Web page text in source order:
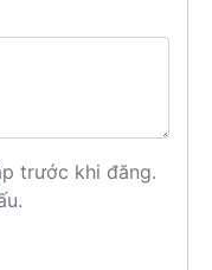
trước khi đăng.